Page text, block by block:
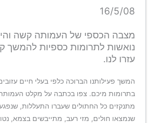
16/5/08
מצבה הכספי של העמותה קשה
נואשות לתרומות כספיות להמשך
עזרו לנו.
המשך פעילותנו הברוכה כלפי בעלי חיים
בתרומות מיכם. צפו בכתבה על מקלט
מתנקזים כל החתולים שעברו התעללות,
שנמצאו חולים, מזי רעב, מתייבשים בצמא,